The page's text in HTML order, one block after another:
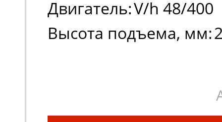
Двигатель:V/h 48/400
Высота подъема, мм: